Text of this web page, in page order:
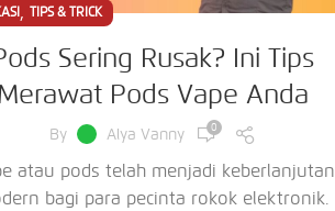
, TIPS & TRICK
Sering Rusak? Ini Tips
Pods Vape Anda
By Alya Vanny 0
atau pods telah menjadi keberlanjutan
bagi para pecinta rokok elektronik.